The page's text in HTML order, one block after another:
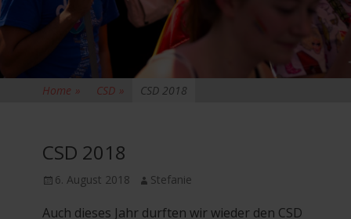
Home » CSD » CSD 2018
CSD 2018
Posted
6. August 2018 Author
Stefanie
Auch dieses Jahr durften wir wieder den CSD